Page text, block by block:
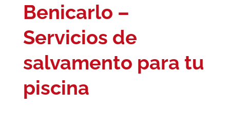
Benicarlo –
Servicios de
salvamento para tu
piscina